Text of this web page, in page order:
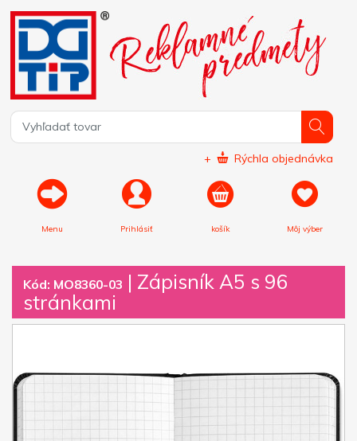
+ Rýchla objednávka
Menu Prihlásiť košík Môj výber
Kód: MO8360-03 | Zápisník A5 s 96
stránkami